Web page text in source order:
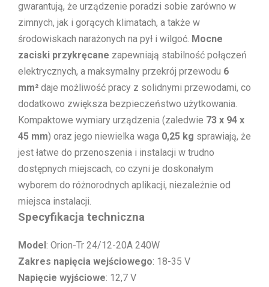
gwarantują, że urządzenie poradzi sobie zarówno w
zimnych, jak i gorących klimatach, a także w
środowiskach narażonych na pył i wilgoć. Mocne
zaciski przykręcane zapewniają stabilność połączeń
elektrycznych, a maksymalny przekrój przewodu 6
mm² daje możliwość pracy z solidnymi przewodami, co
dodatkowo zwiększa bezpieczeństwo użytkowania.
Kompaktowe wymiary urządzenia (zaledwie 73 x 94 x
45 mm) oraz jego niewielka waga 0,25 kg sprawiają, że
jest łatwe do przenoszenia i instalacji w trudno
dostępnych miejscach, co czyni je doskonałym
wyborem do różnorodnych aplikacji, niezależnie od
miejsca instalacji.
Specyfikacja techniczna
Model: Orion-Tr 24/12-20A 240W
Zakres napięcia wejściowego: 18-35 V
Napięcie wyjściowe: 12,7 V